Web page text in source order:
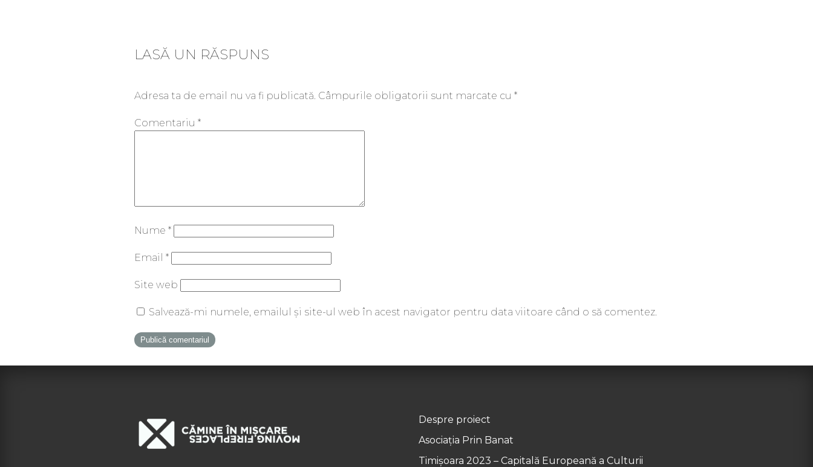
LASĂ UN RĂSPUNS
Adresa ta de email nu va fi publicată. Câmpurile obligatorii sunt marcate cu *
Comentariu *
Nume *
Email *
Site web
Salvează-mi numele, emailul și site-ul web în acest navigator pentru data viitoare când o să comentez.
Despre proiect
Asociația Prin Banat
Timișoara 2023 – Capitală Europeană a Culturii